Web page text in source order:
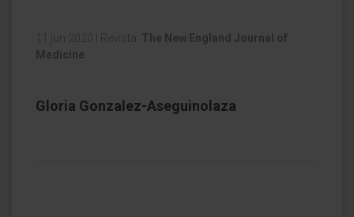
11 jun 2020 Revista: The New England Journal of
Medicine
Gloria Gonzalez-Aseguinolaza